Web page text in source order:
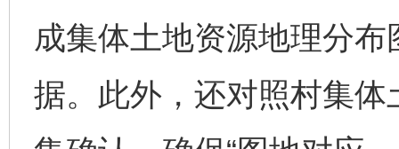
成集体土地资源地理分
据。此外，还对照村集